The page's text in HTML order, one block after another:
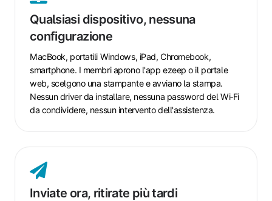
Qualsiasi dispositivo, nessuna
configurazione
MacBook, portatili Windows, iPad, Chromebook,
smartphone. I membri aprono l'app ezeep o il portale
web, scelgono una stampante e avviano la stampa.
Nessun driver da installare, nessuna password del Wi‑Fi
da condividere, nessun intervento dell'assistenza.
configurazione
Inviate ora, ritirate più tardi
ora,
ritirate